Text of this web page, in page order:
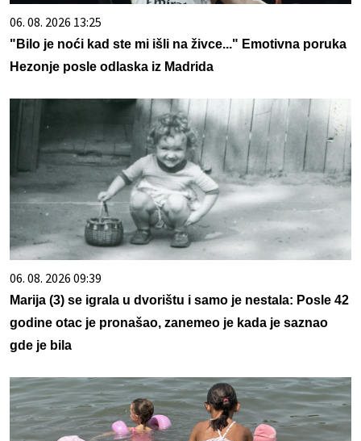
06. 08. 2026 13:25
"Bilo je noći kad ste mi išli na živce..." Emotivna poruka
Hezonje posle odlaska iz Madrida
06. 08. 2026 09:39
Marija (3) se igrala u dvorištu i samo je nestala: Posle 42
godine otac je pronašao, zanemeo je kada je saznao
gde je bila